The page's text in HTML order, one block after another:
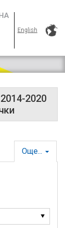
English
2020
Още...